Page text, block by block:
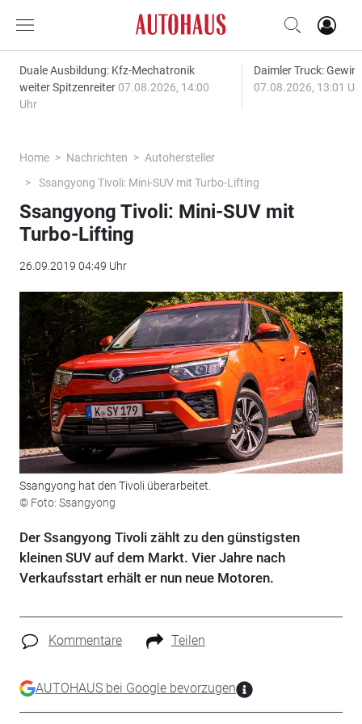
Duale Ausbildung: Kfz-Mechatronik
weiter Spitzenreiter 07.08.2026, 14:00
Uhr
Daimler Truck:
07.08.2026, 13:01
Home Nachrichten
Autohersteller
Ssangyong Tivoli: Mini-SUV mit Turbo-Lifting
Ssangyong Tivoli: Mini-SUV mit
Turbo-Lifting
26.09.2019 04:49 Uhr
Ssangyong hat den Tivoli überarbeitet.
© Foto: Ssangyong
Der Ssangyong Tivoli zählt zu den günstigsten
kleinen SUV auf dem Markt. Vier Jahre nach
Verkaufsstart erhält er nun neue Motoren.
Kommentare Teilen
AUTOHAUS bei Google bevorzugen